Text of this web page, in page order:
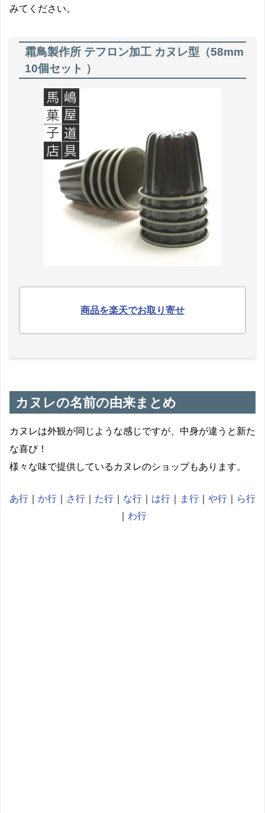
みてください。
霜鳥製作所 テフロン加工 カヌレ型（58mm
10個セット ）
商品を楽天でお取り寄せ
カヌレの名前の由来まとめ
カヌレは外観が同じような感じですが、中身が違うと新た
な喜び！
様々な味で提供しているカヌレのショップもあります。
あ行 か行 さ行 た行 な行 は行 ま行 や行
ら行
わ行